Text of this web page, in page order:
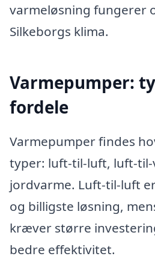
varmeløsning fungerer
Silkeborgs klima.
Varmepumper:
fordele
Varmepumper findes
typer: luft-til-luft, luft-til-
jordvarme. Luft-til-luft
og billigste løsning,
kræver større
bedre effektivitet.